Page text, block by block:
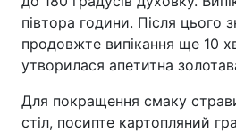
півтора години. Після цього
продовжте випікання ще 10
утворилася апетитна
Для покращення смаку
стіл, посипте картопляний